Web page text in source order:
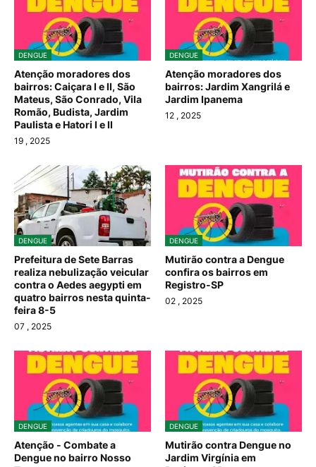
DENGUE
Atenção moradores dos
bairros: Caiçara I e II, São
Mateus, São Conrado, Vila
Romão, Budista, Jardim
Paulista e Hatori I e II
19 , 2025
DENGUE
Atenção moradores dos
bairros: Jardim Xangrilá e
Jardim Ipanema
12 , 2025
DENGUE
Prefeitura de Sete Barras
realiza nebulização veicular
contra o Aedes aegypti em
quatro bairros nesta quinta-
feira 8-5
07 , 2025
DENGUE
Mutirão contra a Dengue
confira os bairros em
Registro-SP
02 , 2025
DENGUE
Atenção - Combate a
Dengue no bairro Nosso
DENGUE
Mutirão contra Dengue no
Jardim Virgínia em